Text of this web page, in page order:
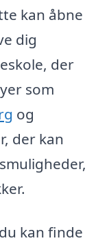
kan åbne
dig
der
som
og
der kan
kan finde